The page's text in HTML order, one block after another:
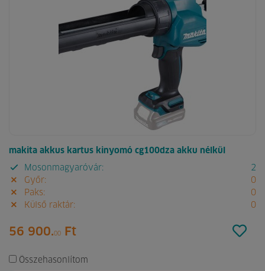
makita akkus kartus kinyomó cg100dza akku nélkül
Mosonmagyaróvár:
2
Győr:
0
Paks:
0
Külső raktár:
0
56 900.00 Ft
Összehasonlítom